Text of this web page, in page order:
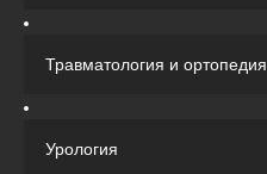
Травматология и ортопедия
Урология